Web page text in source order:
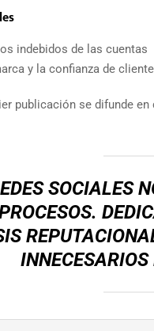
indebidos de las cuentas
y la confianza de
publicación se difunde
SOCIALES